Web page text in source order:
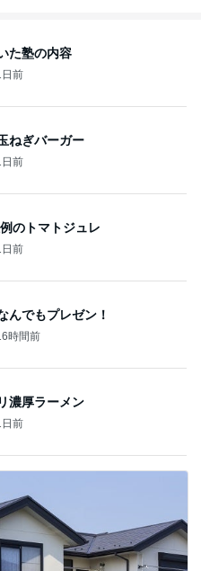
た塾の内容
日前
ねぎバーガー
日前
のトマトジュレ
日前
んでもプレゼン！
時間前
濃厚ラーメン
日前